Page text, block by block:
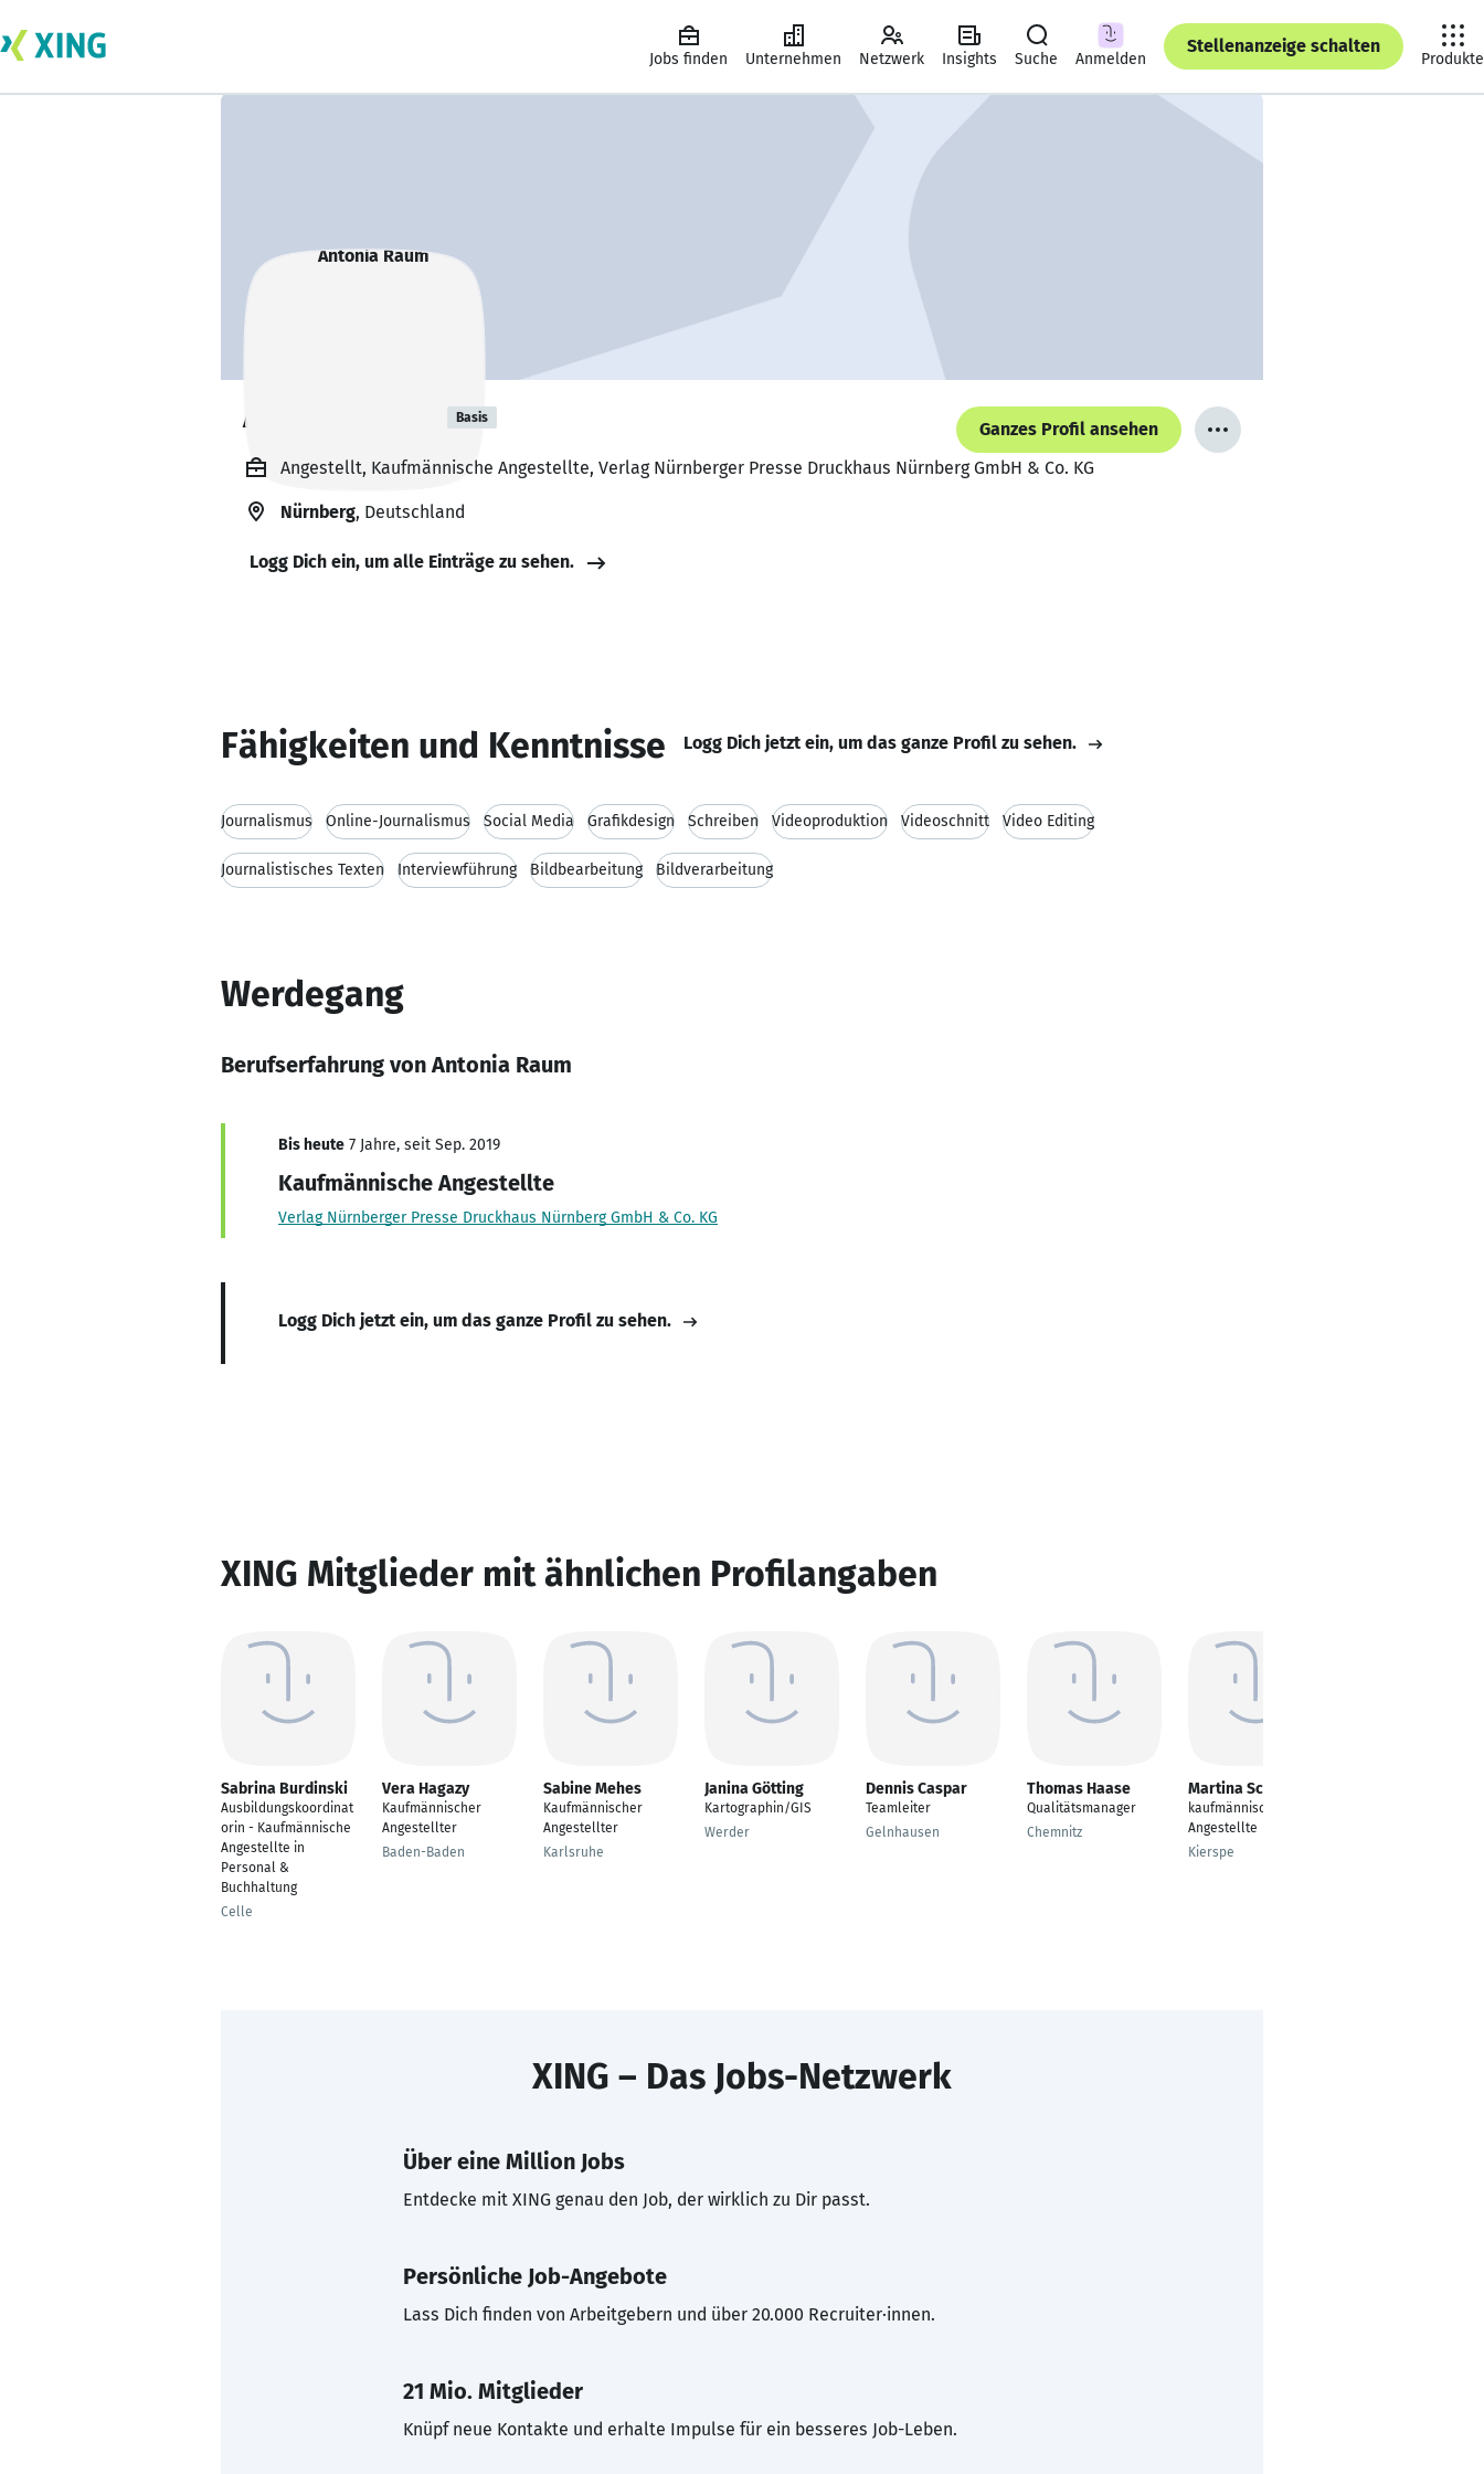
Jobs finden Unternehmen Netzwerk Insights Suche Anmelden
Stellenanzeige schalten
Produkte
Antonia Raum Basis
Ganzes Profil ansehen
Angestellt, Kaufmännische Angestellte, Verlag Nürnberger Presse Druckhaus Nürnberg GmbH & Co. KG
Nürnberg, Deutschland
Logg Dich ein, um alle Einträge zu sehen.
Fähigkeiten und Kenntnisse Logg Dich jetzt ein, um das ganze Profil zu sehen.
Journalismus Online-Journalismus Social Media Grafikdesign Schreiben Videoproduktion Videoschnitt Video Editing
Journalistisches Texten Interviewführung Bildbearbeitung Bildverarbeitung
Werdegang
Berufserfahrung von Antonia Raum
Bis heute 7 Jahre, seit Sep. 2019
Kaufmännische Angestellte
Verlag Nürnberger Presse Druckhaus Nürnberg GmbH & Co. KG
Logg Dich jetzt ein, um das ganze Profil zu sehen.
XING Mitglieder mit ähnlichen Profilangaben
Sabrina Burdinski
Ausbildungskoordinat
orin - Kaufmännische
Angestellte in
Personal &
Buchhaltung
Celle
Vera Hagazy
Kaufmännischer
Angestellter
Baden-Baden
Sabine Mehes
Kaufmännischer
Angestellter
Karlsruhe
Janina Götting
Kartographin/GIS
Werder
Dennis Caspar
Teamleiter
Gelnhausen
Thomas Haase
Qualitätsmanager
Chemnitz
Martina Schönherr
kaufmännische
Angestellte
Kierspe
XING – Das Jobs-Netzwerk
Über eine Million Jobs
Entdecke mit XING genau den Job, der wirklich zu Dir passt.
Persönliche Job-Angebote
Lass Dich finden von Arbeitgebern und über 20.000 Recruiter·innen.
21 Mio. Mitglieder
Knüpf neue Kontakte und erhalte Impulse für ein besseres Job-Leben.